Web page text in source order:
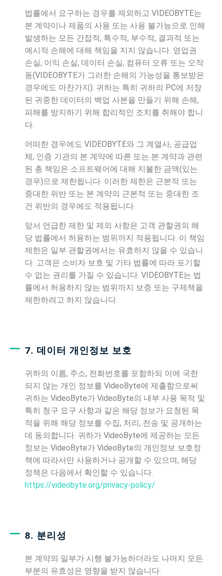
법률에서 요구하는 경우를 제외하고 VIDEOBYTE는
본 계약이나 제품의 사용 또는 사용 불가능으로 인해
발생하는 모든 간접적, 특수적, 부수적, 결과적 또는
예시적 손해에 대해 책임을 지지 않습니다. 영업권
손실, 이익 손실, 데이터 손실, 컴퓨터 오류 또는 오작
동(VIDEOBYTE가 그러한 손해의 가능성을 통보받은
경우에도 마찬가지). 귀하는 특히 귀하의 PC에 저장
된 귀중한 데이터의 백업 사본을 만들기 위해 손해,
피해를 방지하기 위해 합리적인 조치를 취해야 합니
다.
어떠한 경우에도 VIDEOBYTE와 그 계열사, 공급업
체, 인증 기관의 본 계약에 따른 또는 본 계약과 관련
된 총 책임은 소프트웨어에 대해 지불한 금액(있는
경우)으로 제한됩니다. 이러한 제한은 근본적 또는
중대한 위반 또는 본 계약의 근본적 또는 중대한 조
건 위반의 경우에도 적용됩니다.
앞서 언급한 제한 및 제외 사항은 고객 관할권의 해
당 법률에서 허용하는 범위까지 적용됩니다. 이 책임
제한은 일부 관할권에서는 유효하지 않을 수 있습니
다. 고객은 소비자 보호 및 기타 법률에 따라 포기할
수 없는 권리를 가질 수 있습니다. VIDEOBYTE는 법
률에서 허용하지 않는 범위까지 보증 또는 구제책을
제한하려고 하지 않습니다.
7. 데이터 개인정보 보호
귀하의 이름, 주소, 전화번호를 포함하되 이에 국한
되지 않는 개인 정보를 VideoByte에 제출함으로써
귀하는 VideoByte가 VideoByte의 내부 사용 목적 및
특히 청구 요구 사항과 같은 해당 정보가 요청된 목
적을 위해 해당 정보를 수집, 처리, 전송 및 공개하는
데 동의합니다. 귀하가 VideoByte에 제공하는 모든
정보는 VideoByte가 VideoByte의 개인정보 보호정
책에 따라서만 사용하거나 공개할 수 있으며, 해당
정책은 다음에서 확인할 수 있습니다.
https://videobyte.org/privacy-policy/
8. 분리성
본 계약의 일부가 시행 불가능하더라도 나머지 모든
부분의 유효성은 영향을 받지 않습니다.